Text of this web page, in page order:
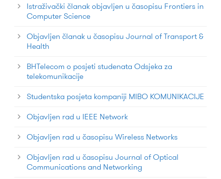
Istraživački članak objavljen u časopisu Frontiers in
Computer Science
Objavljen članak u časopisu Journal of Transport &
Health
BHTelecom o posjeti studenata Odsjeka za
telekomunikacije
Studentska posjeta kompaniji MIBO KOMUNIKACIJE
Objavljen rad u IEEE Network
Objavljen rad u časopisu Wireless Networks
Objavljen rad u časopisu Journal of Optical
Communications and Networking